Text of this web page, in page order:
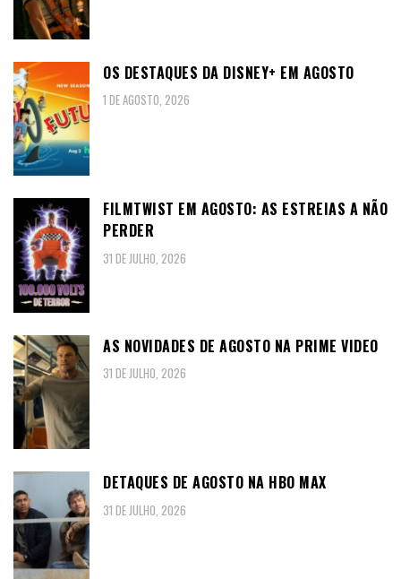
OS DESTAQUES DA DISNEY+ EM AGOSTO
1 DE AGOSTO, 2026
FILMTWIST EM AGOSTO: AS ESTREIAS A NÃO
PERDER
31 DE JULHO, 2026
AS NOVIDADES DE AGOSTO NA PRIME VIDEO
31 DE JULHO, 2026
DETAQUES DE AGOSTO NA HBO MAX
31 DE JULHO, 2026